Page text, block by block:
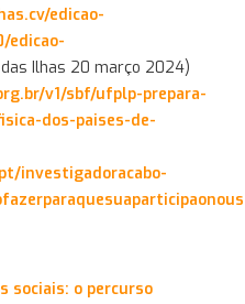
edicao-
edicao-
Ilhas 20 março 2024)
v1/sbf/ufplp-prepara-
dos-paises-de-
investigadoracabo-
sociais: o percurso